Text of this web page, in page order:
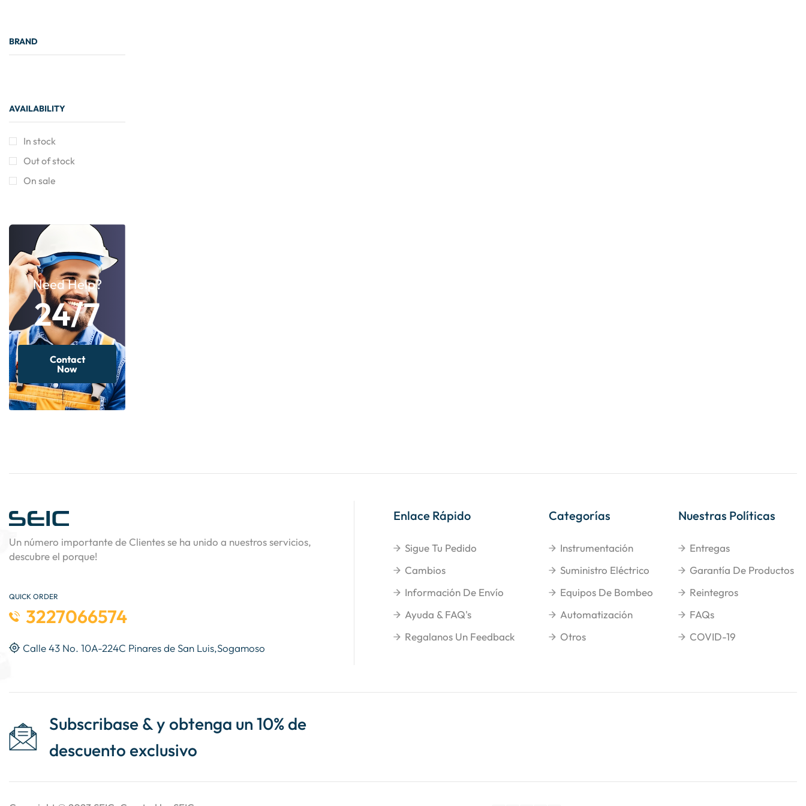
BRAND
AVAILABILITY
In stock
Out of stock
On sale
Need Help?
24/7
Contact
Now
Un número importante de Clientes se ha unido a nuestros servicios,
descubre el porque!
QUICK ORDER
3227066574
Calle 43 No. 10A-224C Pinares de San Luis,Sogamoso
Enlace Rápido
Sigue Tu Pedido
Cambios
Información De Envío
Ayuda & FAQ's
Regalanos Un Feedback
Categorías
Instrumentación
Suministro Eléctrico
Equipos De Bombeo
Automatización
Otros
Nuestras Políticas
Entregas
Garantía De Productos
Reintegros
FAQs
COVID-19
Subscribase & y obtenga un 10% de
descuento exclusivo